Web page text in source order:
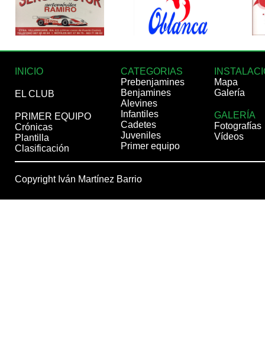
INICIO
EL CLUB
PRIMER EQUIPO
Crónicas
Plantilla
Clasificación
CATEGORIAS
Prebenjamines
Benjamines
Alevines
Infantiles
Cadetes
Juveniles
Primer equipo
Mapa
Galería
GALERÍA
Fotografías
Vídeos
Copyright Iván Martínez Barrio